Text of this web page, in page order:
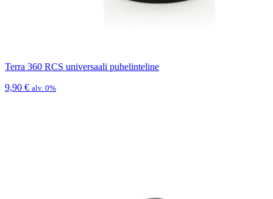
Terra 360 RCS universaali puhelinteline
9,90 € alv. 0%